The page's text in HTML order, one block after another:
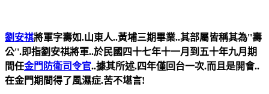
劉安祺將軍字壽如.山東人..黃埔三期畢業..其部屬皆稱其為''壽
公''.即指劉安祺將軍..於民國四十七年十一月到五十年九月期
間任金門防衛司令官..據其所述.四年僅回台一次.而且是開會..
在金門期間得了風濕症.苦不堪言!